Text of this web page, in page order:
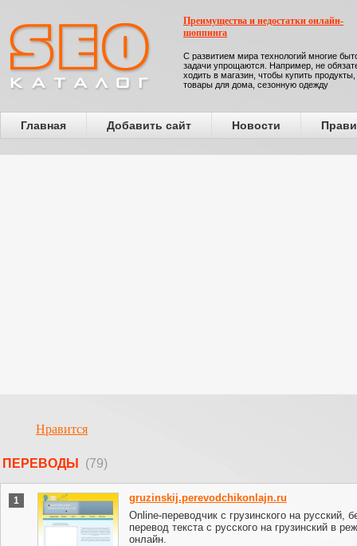
Преимущества и недостатки онлайн-
шоппинга
С развитием мира технологий многие
задачи упрощаются. Например, не
ходить в магазин, чтобы купить продукты,
товары для дома, сезонную одежду
Главная Добавить сайт Новости
Нравится
ПЕРЕВОДЫ (79)
1
gruzinskij.perevodchikonlajn.ru
Online-переводчик с грузинского на русский,
перевод текста с русского на грузинский в
онлайн.